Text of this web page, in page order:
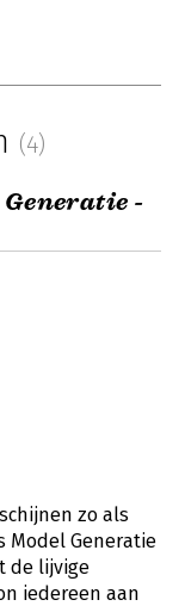
(4)
Generatie -
zo als
Model Generatie
de lijvige
iedereen aan